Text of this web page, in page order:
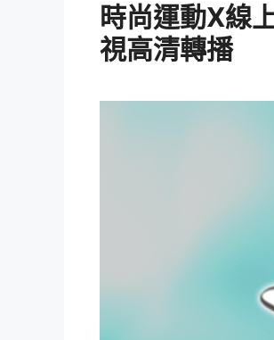
時尚運動X線
視高清轉播